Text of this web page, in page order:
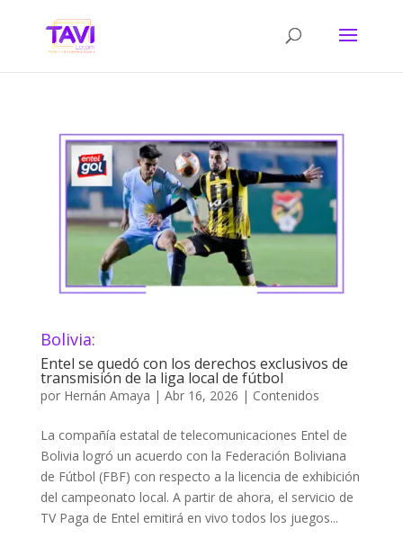
Bolivia:
Entel se quedó con los derechos exclusivos de
transmisión de la liga local de fútbol
por Hernán Amaya | Abr 16, 2026 | Contenidos
La compañía estatal de telecomunicaciones Entel de
Bolivia logró un acuerdo con la Federación Boliviana
de Fútbol (FBF) con respecto a la licencia de exhibición
del campeonato local. A partir de ahora, el servicio de
TV Paga de Entel emitirá en vivo todos los juegos...